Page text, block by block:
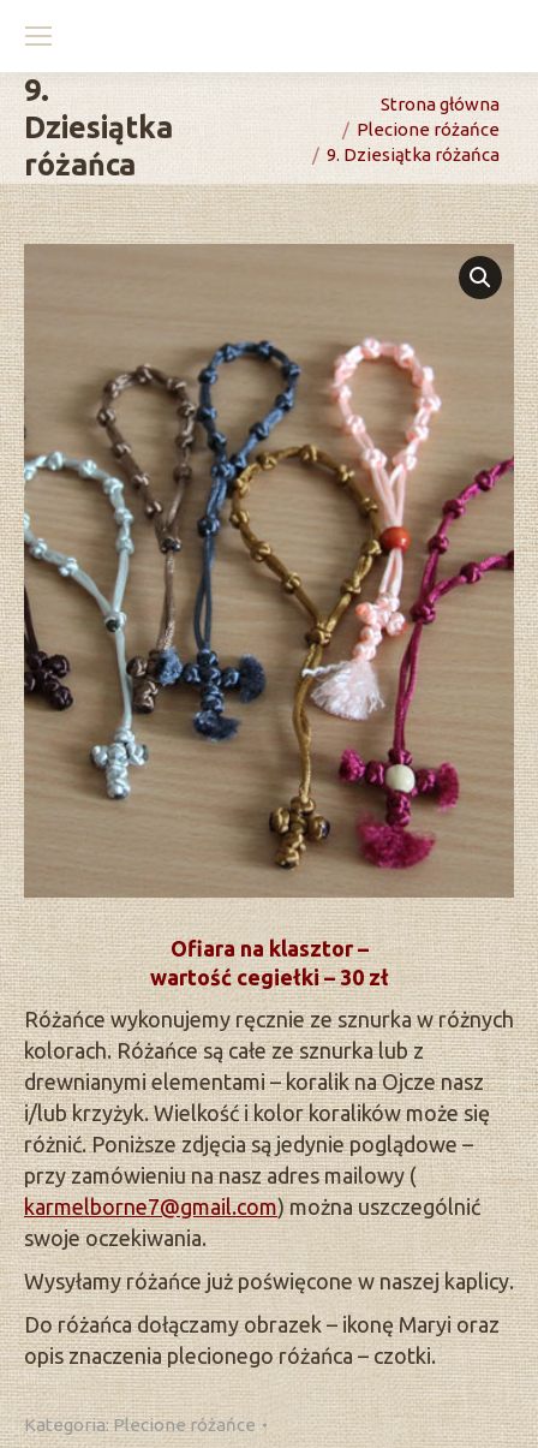
9.
Dziesiątka
różańca
Strona główna
Plecione różańce
9. Dziesiątka różańca
Ofiara na klasztor –
wartość cegiełki – 30 zł
Różańce wykonujemy ręcznie ze sznurka w różnych
kolorach. Różańce są całe ze sznurka lub z
drewnianymi elementami – koralik na Ojcze nasz
i/lub krzyżyk. Wielkość i kolor koralików może się
różnić. Poniższe zdjęcia są jedynie poglądowe –
przy zamówieniu na nasz adres mailowy (
karmelborne7@gmail.com) można uszczególnić
swoje oczekiwania.
Wysyłamy różańce już poświęcone w naszej kaplicy.
Do różańca dołączamy obrazek – ikonę Maryi oraz
opis znaczenia plecionego różańca – czotki.
Kategoria: Plecione różańce